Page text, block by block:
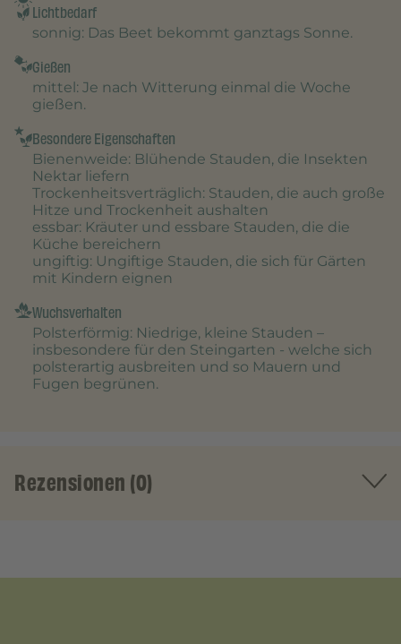
Lichtbedarf
sonnig: Das Beet bekommt ganztags Sonne.
Gießen
mittel : Je nach Witterung einmal die Woche
gießen.
Besondere Eigenschaften
Bienenweide: Blühende Stauden, die Insekten
Nektar liefern
Trockenheitsverträglich: Stauden, die auch große
Hitze und Trockenheit aushalten
essbar: Kräuter und essbare Stauden, die die
Küche bereichern
ungiftig: Ungiftige Stauden, die sich für Gärten
mit Kindern eignen
Wuchsverhalten
Polsterförmig: Niedrige, kleine Stauden –
insbesondere für den Steingarten - welche sich
polsterartig ausbreiten und so Mauern und
Fugen begrünen.
Rezensionen (0)